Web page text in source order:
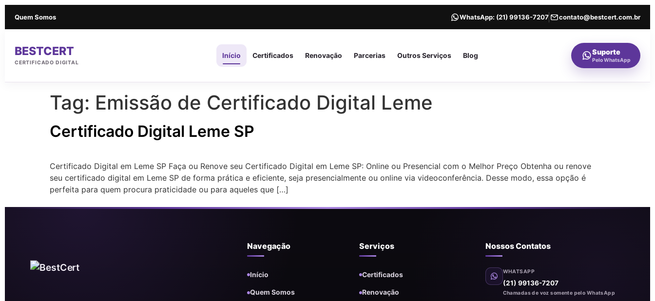
Quem Somos WhatsApp: (21) 99136-7207 contato@bestcert.com.br
BESTCERT
CERTIFICADO DIGITAL
Início Certificados Renovação Parcerias Outros Serviços Blog Suporte
Pelo WhatsApp
Tag: Emissão de Certificado Digital Leme
Certificado Digital Leme SP
Certificado Digital em Leme SP Faça ou Renove seu Certificado Digital em Leme SP: Online ou Presencial com o Melhor Preço Obtenha ou renove
seu certificado digital em Leme SP de forma prática e eficiente, seja presencialmente ou online via videoconferência. Desse modo, essa opção é
perfeita para quem procura praticidade ou para aqueles que […]
Navegação
Início
Quem Somos
Serviços
Certificados
Renovação
Nossos Contatos
WHATSAPP
(21) 99136-7207
Chamadas de voz somente pelo WhatsApp